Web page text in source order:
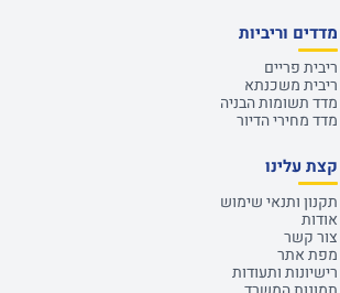
מדדים וריביות
ריבית פריים
ריבית משכנתא
מדד תשומות הבניה
מדד מחירי הדיור
קצת עלינו
תקנון ותנאי שימוש
אודות
צור קשר
מפת אתר
רישיונות ותעודות